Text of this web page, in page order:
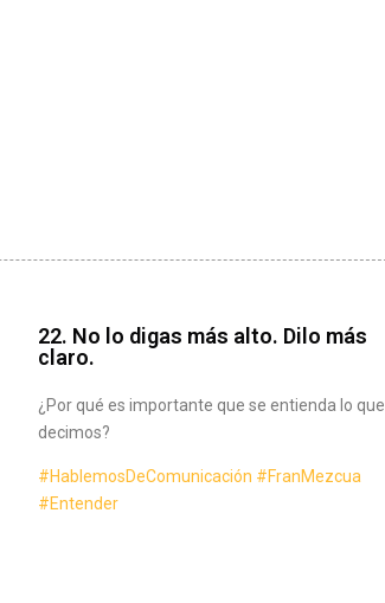
22. No lo digas más alto. Dilo más
claro.
¿Por qué es importante que se entienda lo que
decimos?
#HablemosDeComunicación #FranMezcua
#Entender